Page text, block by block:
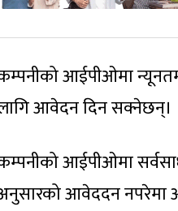
आईपीओमा
आवेदन दिन सक्नेछन्।
आईपीओमा
आवेददन नपरेमा